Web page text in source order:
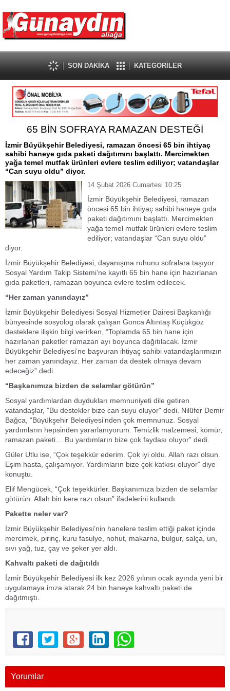
SON DAKİKA KATEGORİLER
65 BİN SOFRAYA RAMAZAN DESTEĞİ
İzmir Büyükşehir Belediyesi, ramazan öncesi 65 bin ihtiyaç
sahibi haneye gıda paketi dağıtımını başlattı. Mercimekten
yağa temel mutfak ürünleri evlere teslim ediliyor; vatandaşlar
“Can suyu oldu” diyor.
14 Şubat 2026 Cumartesi 10:25
İzmir Büyükşehir Belediyesi, ramazan
öncesi 65 bin ihtiyaç sahibi haneye gıda
paketi dağıtımını başlattı. Mercimekten
yağa temel mutfak ürünleri evlere teslim
ediliyor; vatandaşlar “Can suyu oldu”
diyor.
İzmir Büyükşehir Belediyesi, dayanışma ruhunu sofralara taşıyor.
Sosyal Yardım Takip Sistemi’ne kayıtlı 65 bin hane için hazırlanan
gıda paketleri, ramazan boyunca evlere teslim edilecek.
“Her zaman yanındayız”
İzmir Büyükşehir Belediyesi Sosyal Hizmetler Dairesi Başkanlığı
bünyesinde sosyolog olarak çalışan Gonca Altıntaş Küçükgöz
desteklere ilişkin bilgi verirken, “Toplamda 65 bin hane için
hazırlanan paketler ramazan ayı boyunca dağıtılacak. İzmir
Büyükşehir Belediyesi’ne başvuran ihtiyaç sahibi vatandaşlarımızın
her zaman yanındayız. Her zaman da destek olmaya devam
edeceğiz” dedi.
“Başkanımıza bizden de selamlar götürün”
Sosyal yardımlardan duydukları memnuniyeti dile getiren
vatandaşlar, "Bu destekler bize can suyu oluyor" dedi. Nilüfer Demir
Bağca, “Büyükşehir Belediyesi’nden çok memnunuz. Sosyal
yardımların hepsinden yararlanıyorum. Temizlik malzemesi, kömür,
ramazan paketi… Bu yardımların bize çok faydası oluyor” dedi.
Güler Utlu ise, “Çok teşekkür ederim. Çok iyi oldu. Allah razı olsun.
Eşim hasta, çalışamıyor. Yardımların bize çok katkısı oluyor” diye
konuştu.
Elif Mengücek, “Çok teşekkürler. Başkanımıza bizden de selamlar
götürün. Allah bin kere razı olsun” ifadelerini kullandı.
Pakette neler var?
İzmir Büyükşehir Belediyesi’nin hanelere teslim ettiği paket içinde
mercimek, pirinç, kuru fasulye, nohut, makarna, bulgur, salça, un,
sıvı yağ, tuz, çay ve şeker yer aldı.
Kahvaltı paketi de dağıtıldı
İzmir Büyükşehir Belediyesi ilk kez 2026 yılının ocak ayında yeni bir
uygulamaya imza atarak 24 bin haneye kahvaltı paketi de
dağıtmıştı.
Yorumlar